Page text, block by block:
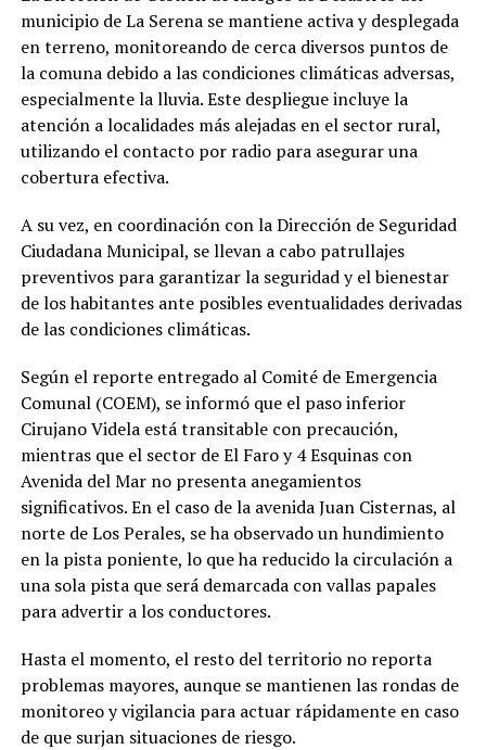
municipio de La Serena se mantiene activa y desplegada
en terreno, monitoreando de cerca diversos puntos de
la comuna debido a las condiciones climáticas adversas,
especialmente la lluvia. Este despliegue incluye la
atención a localidades más alejadas en el sector rural,
utilizando el contacto por radio para asegurar una
cobertura efectiva.
A su vez, en coordinación con la Dirección de Seguridad
Ciudadana Municipal, se llevan a cabo patrullajes
preventivos para garantizar la seguridad y el bienestar
de los habitantes ante posibles eventualidades derivadas
de las condiciones climáticas.
Según el reporte entregado al Comité de Emergencia
Comunal (COEM), se informó que el paso inferior
Cirujano Videla está transitable con precaución,
mientras que el sector de El Faro y 4 Esquinas con
Avenida del Mar no presenta anegamientos
significativos. En el caso de la avenida Juan Cisternas, al
norte de Los Perales, se ha observado un hundimiento
en la pista poniente, lo que ha reducido la circulación a
una sola pista que será demarcada con vallas papales
para advertir a los conductores.
Hasta el momento, el resto del territorio no reporta
problemas mayores, aunque se mantienen las rondas de
monitoreo y vigilancia para actuar rápidamente en caso
de que surjan situaciones de riesgo.